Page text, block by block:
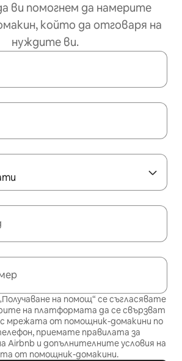
ви помогнем да намерите
който да отговаря на
нуждите ви.
на помощ“ се съгласявате
на платформата да се свързват
с мрежата от помощник-домакини по
приемате правилата за
Airbnb и допълнителните условия на
от помощник-домакини.